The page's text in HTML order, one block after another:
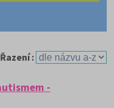
Řazení :
-